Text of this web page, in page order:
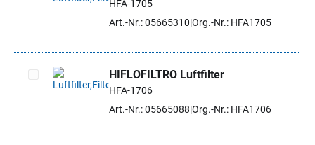
Artikel auswählen
HFA-1705
Art.-Nr.: 05665310 Org.-Nr.: HFA1705
Artikel auswählen
HIFLOFILTRO Luftfilter
HFA-1706
Art.-Nr.: 05665088 Org.-Nr.: HFA1706